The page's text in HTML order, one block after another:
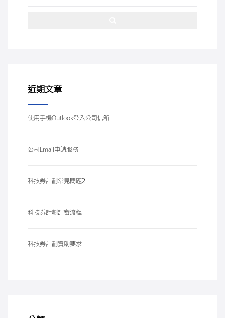
近期文章
使用手機Outlook登入公司信箱
公司Email申請服務
科技券計劃常見問題2
科技券計劃評審流程
科技券計劃資助要求